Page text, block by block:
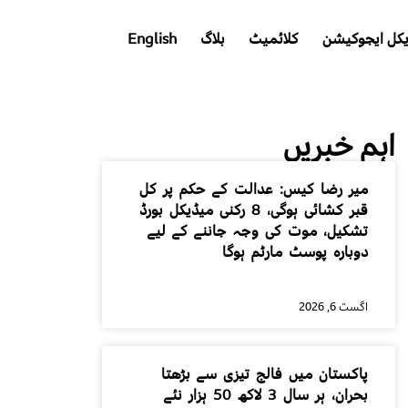
ایجوکیشن کلائمیٹ بلاگ English
اہم خبریں
میر رضا کیس: عدالت کے حکم پر کل
قبر کشائی ہوگی، 8 رکنی میڈیکل بورڈ
تشکیل، موت کی وجہ جاننے کے لیے
دوبارہ پوسٹ مارٹم ہوگا
اگست 6, 2026
پاکستان میں فالج تیزی سے بڑھتا
بحران، ہر سال 3 لاکھ 50 ہزار نئے